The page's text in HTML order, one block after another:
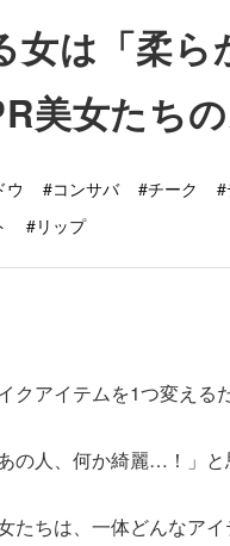
女は「柔ら
美女たち
ウ #コンサバ #チーク #
#リップ
クアイテムを1つ変える
あの人、何か綺麗…！」
たちは、一体どんなア